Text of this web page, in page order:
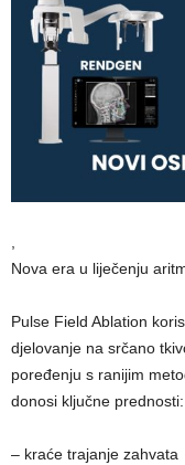
,
Nova era u liječenju
Pulse Field Ablation
djelovanje na srčano
poređenju s ranijim
donosi ključne prednosti:
– kraće trajanje zahvata